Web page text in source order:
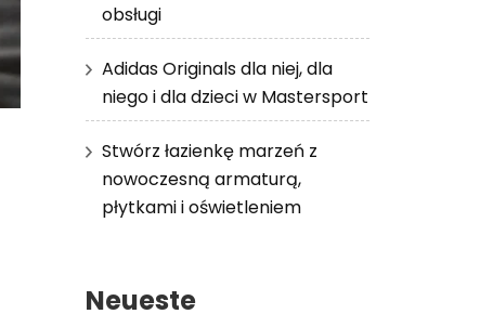
obsługi
Adidas Originals dla niej, dla
niego i dla dzieci w Mastersport
Stwórz łazienkę marzeń z
nowoczesną armaturą,
płytkami i oświetleniem
Neueste